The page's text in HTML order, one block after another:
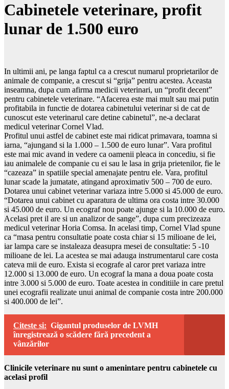
Cabinetele veterinare, profit
lunar de 1.500 euro
In ultimii ani, pe langa faptul ca a crescut numarul proprietarilor de
animale de companie, a crescut si “grija” pentru acestea. Aceasta
inseamna, dupa cum afirma medicii veterinari, un “profit decent”
pentru cabinetele veterinare. “Afacerea este mai mult sau mai putin
profitabila in functie de dotarea cabinetului veterinar si de cat de
cunoscut este veterinarul care detine cabinetul”, ne-a declarat
medicul veterinar Cornel Vlad.
Profitul unui astfel de cabinet este mai ridicat primavara, toamna si
iarna, “ajungand si la 1.000 – 1.500 de euro lunar”. Vara profitul
este mai mic avand in vedere ca oamenii pleaca in concediu, si fie
iau animalele de companie cu ei sau le lasa in grija prietenilor, fie le
“cazeaza” in spatiile special amenajate pentru ele. Vara, profitul
lunar scade la jumatate, atingand aproximativ 500 – 700 de euro.
Dotarea unui cabinet veterinar variaza intre 5.000 si 45.000 de euro.
“Dotarea unui cabinet cu aparatura de ultima ora costa intre 30.000
si 45.000 de euro. Un ecograf nou poate ajunge si la 10.000 de euro.
Acelasi pret il are si un analizor de sange”, dupa cum precizeaza
medicul veterinar Horia Comsa. In acelasi timp, Cornel Vlad spune
ca “masa pentru consultatie poate costa chiar si 15 milioane de lei,
iar lampa care se instaleaza deasupra mesei de consultatie: 5 -10
milioane de lei. La acestea se mai adauga instrumentarul care costa
cateva mii de euro. Exista si ecografe al caror pret variaza intre
12.000 si 13.000 de euro. Un ecograf la mana a doua poate costa
intre 3.000 si 5.000 de euro. Toate acestea in conditiile in care pretul
unei ecografii realizate unui animal de companie costa intre 200.000
si 400.000 de lei”.
Citeste si: Gigantul produselor de LVMH
înregistrează o scădere fără precedent a
vânzărilor
Clinicile veterinare nu sunt o amenintare pentru cabinetele cu
acelasi profil